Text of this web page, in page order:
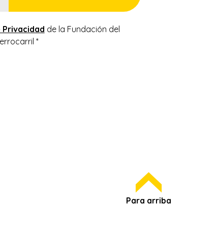
de la Fundación del
*
Para arriba